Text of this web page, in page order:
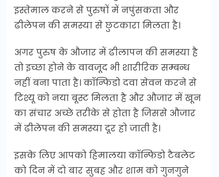
इस्तेमाल करने से पुरुषों में नपुंसकता और
ढीलेपन की समस्या से छुटकारा मिलता है।
अगर पुरुष के औजार में ढीलापन की समस्या है
तो इच्छा होने के वावजूद भी शारीरिक सम्बन्ध
नहीं बना पाता है। कॉन्फिडो दवा सेवन करने से
टिश्यू को नया बूस्ट मिलता है और औजार में खून
का संचार अच्छे तरीके से होता है जिससे औजार
में ढीलेपन की समस्या दूर हो जाती है।
इसके लिए आपको हिमालया कॉन्फिडो टैबलेट
को दिन में दो बार सुबह और शाम को गुनगुने